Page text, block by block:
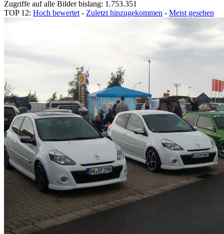
Zugriffe auf alle Bilder bislang: 1.753.351
TOP 12: Hoch bewertet - Zuletzt hinzugekommen - Meist gesehen